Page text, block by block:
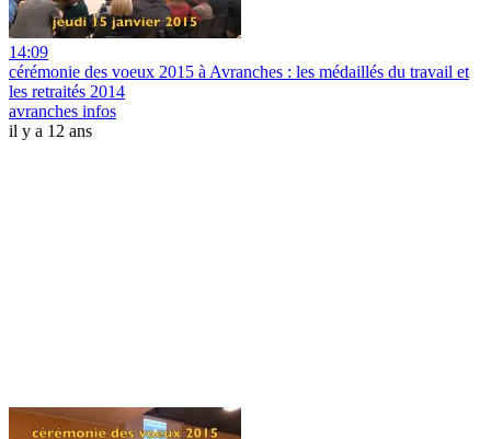
14:09
cérémonie des voeux 2015 à Avranches : les médaillés du travail et
les retraités 2014
avranches infos
il y a 12 ans